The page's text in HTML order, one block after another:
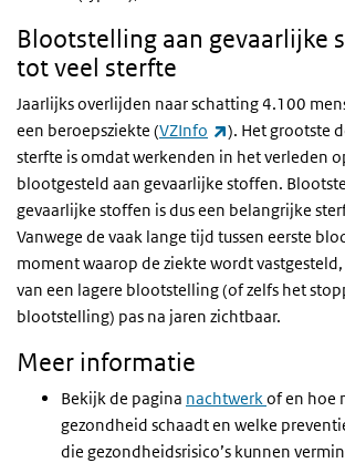
Blootstelling aan gevaarlijke
tot veel sterfte
Jaarlijks overlijden naar schatting 4.100
een beroepsziekte (VZInfo (externe link)
). Het grootste
sterfte is omdat werkenden in het verleden
blootgesteld aan gevaarlijke stoffen.
gevaarlijke stoffen is dus een belangrijke
Vanwege de vaak lange tijd tussen eerste
moment waarop de ziekte wordt
van een lagere blootstelling (of zelfs het
blootstelling) pas na jaren zichtbaar.
Meer informatie
Bekijk de pagina nachtwerkof en hoe
gezondheid schaadt en welke
die gezondheidsrisico’s kunnen